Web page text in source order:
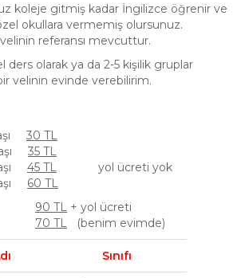
koleje gitmiş kadar İngilizce öğrenir ve
okullara vermemiş olursunuz.
referansı mevcuttur.
ders olarak ya da 2-5 kişilik gruplar
velinin evinde verebilirim.
30 TL
35 TL
45 TL yol ücreti yok
60 TL
90 TL + yol ücreti
70 TL (benim evimde)
Sınıfı